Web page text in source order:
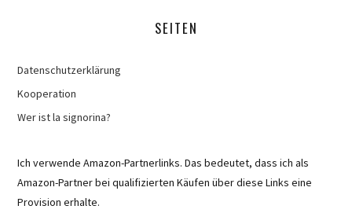
SEITEN
Datenschutzerklärung
Kooperation
Wer ist la signorina?
Ich verwende Amazon-Partnerlinks. Das bedeutet, dass ich als
Amazon-Partner bei qualifizierten Käufen über diese Links eine
Provision erhalte.